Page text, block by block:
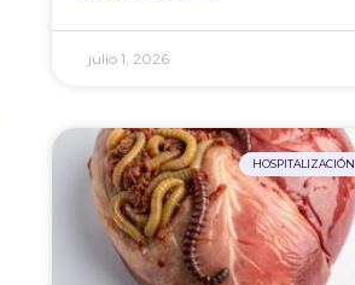
julio 1, 2026
HOSPITALIZACIÓN